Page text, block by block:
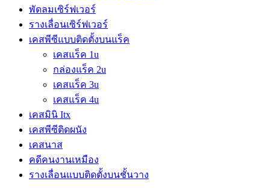
พัดลมเซิร์ฟเวอร์
รางเลื่อนเซิร์ฟเวอร์
เคสพีซีแบบติดตั้งบนแร็ค
เคสแร็ค 1u
กล่องแร็ค 2u
เคสแร็ค 3u
เคสแร็ค 4u
เคสมินิ Itx
เคสพีซีติดผนัง
เคสนาส
คดีคนงานเหมือง
รางเลื่อนแบบติดตั้งบนชั้นวาง